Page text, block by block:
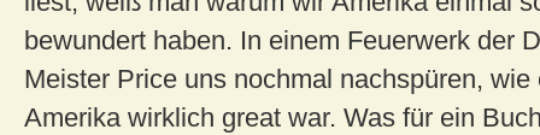
bewundert haben. In einem Feuerwerk der
Meister Price uns nochmal nachspüren, wie
Amerika wirklich great war. Was für ein